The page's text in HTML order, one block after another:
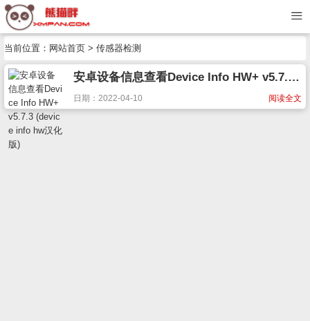
当前位置： 网站首页 > 传感器检测
安卓设备信息查看Device Info HW+ v5.7.3 (device info hw汉化版)
阅读全文
日期：2022-04-10